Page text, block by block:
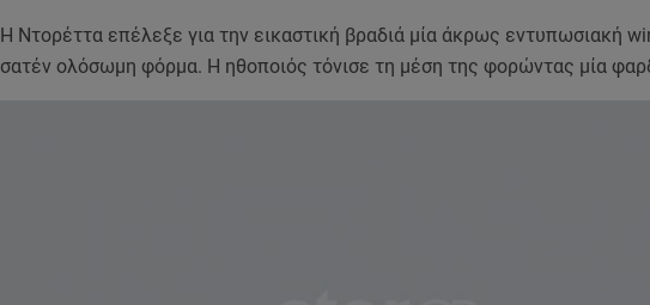
Η Ντορέττα επέλεξε για την εικαστική βραδιά μία άκρως εντυπωσιακή
σατέν ολόσωμη φόρμα. Η ηθοποιός τόνισε τη μέση της φορώντας μία